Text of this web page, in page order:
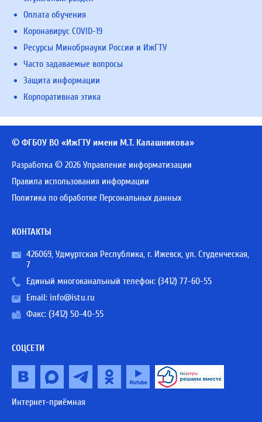
Оплата обучения
Коронавирус COVID-19
Ресурсы Минобрнауки России и ИжГТУ
Часто задаваемые вопросы
Защита информации
Корпоративная этика
© ФГБОУ ВО «ИжГТУ имени М.Т. Калашникова»
Разработка © 2026 Управление информатизации
Правила использования информации
Политика по обработке Персональных данных
КОНТАКТЫ
426069, Удмуртская Республика, г. Ижевск, ул. Студенческая,
7
Единый многоканальный телефон: (3412) 77-60-55
Email: info@istu.ru
Факс: (3412) 50-40-55
СОЦСЕТИ
Интернет-приёмная